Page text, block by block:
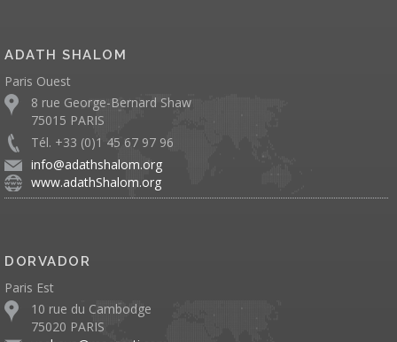
ADATH SHALOM
Paris Ouest
8 rue George-Bernard Shaw
75015 PARIS
Tél. +33 (0)1 45 67 97 96
info@adathshalom.org
www.adathShalom.org
DORVADOR
Paris Est
10 rue du Cambodge
75020 PARIS